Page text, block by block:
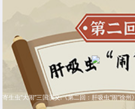
寄生虫“大闹”三国演义:《第二回：肝吸虫“闹”徐州》